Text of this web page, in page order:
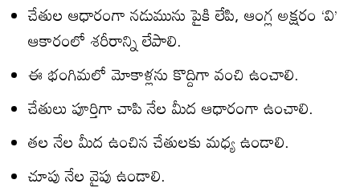
చేతుల ఆధారంగా నడుమును పైకి లేపి, ఆంగ్ల అక్షరం ‘వి’
ఆకారంలో శరీరాన్ని లేపాలి.
ఈ భంగిమలో మోకాళ్లను కొద్దిగా వంచి ఉంచాలి.
చేతులు పూర్తిగా చాపి నేల మీద ఆధారంగా ఉంచాలి.
తల నేల మీద ఉంచిన చేతులకు మధ్య ఉండాలి.
చూపు నేల వైపు ఉండాలి.